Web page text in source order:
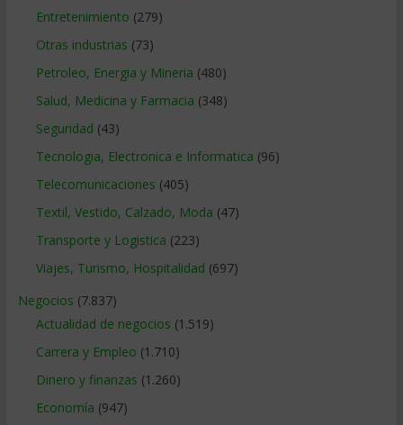
Entretenimiento (279)
Otras industrias (73)
Petroleo, Energia y Mineria (480)
Salud, Medicina y Farmacia (348)
Seguridad (43)
Tecnologia, Electronica e Informatica (96)
Telecomunicaciones (405)
Textil, Vestido, Calzado, Moda (47)
Transporte y Logistica (223)
Viajes, Turismo, Hospitalidad (697)
Negocios (7.837)
Actualidad de negocios (1.519)
Carrera y Empleo (1.710)
Dinero y finanzas (1.260)
Economía (947)